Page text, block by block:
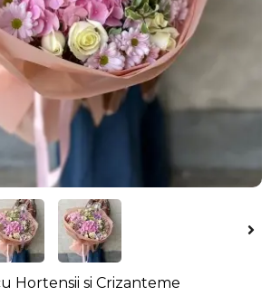
Hortensii si Crizanteme